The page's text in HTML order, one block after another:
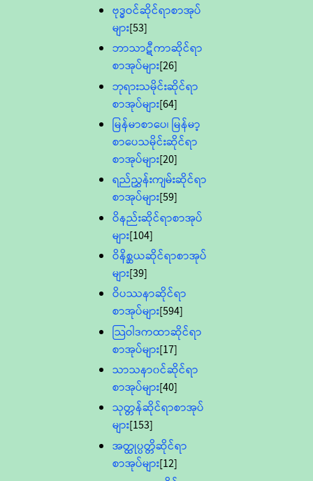
ဗုဒ္ဓဝင်ဆိုင်ရာစာအုပ်
များ[53]
ဘာသာဋီကာဆိုင်ရာ
စာအုပ်များ[26]
ဘုရားသမိုင်းဆိုင်ရာ
စာအုပ်များ[64]
မြန်မာစာပေ၊ မြန်မာ့
စာပေသမိုင်းဆိုင်ရာ
စာအုပ်များ[20]
ရည်ညွှန်းကျမ်းဆိုင်ရာ
စာအုပ်များ[59]
ဝိနည်းဆိုင်ရာစာအုပ်
များ[104]
ဝိနိစ္ဆယဆိုင်ရာစာအုပ်
များ[39]
ဝိပဿနာဆိုင်ရာ
စာအုပ်များ[594]
သြဝါဒကထာဆိုင်ရာ
စာအုပ်များ[17]
သာသနာ၀င်ဆိုင်ရာ
စာအုပ်များ[40]
သုတ္တန်ဆိုင်ရာစာအုပ်
များ[153]
အတ္ထုပ္ပတ္တိဆိုင်ရာ
စာအုပ်များ[12]